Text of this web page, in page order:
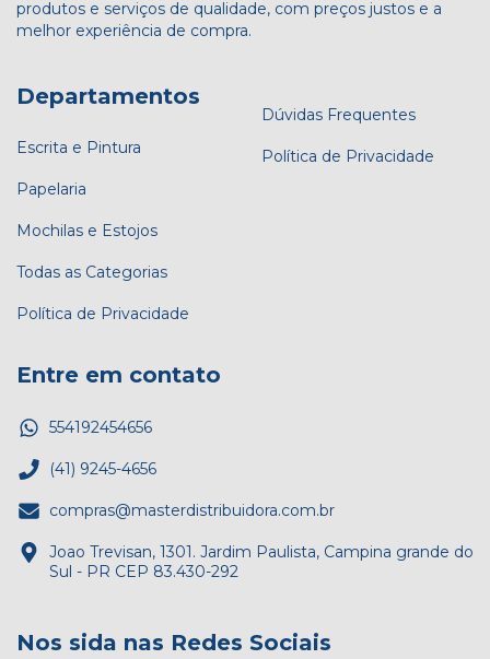
produtos e serviços de qualidade, com preços justos e a
melhor experiência de compra.
Departamentos
Escrita e Pintura
Papelaria
Mochilas e Estojos
Todas as Categorias
Política de Privacidade
Dúvidas Frequentes
Política de Privacidade
Entre em contato
554192454656
(41) 9245-4656
compras@masterdistribuidora.com.br
Joao Trevisan, 1301. Jardim Paulista, Campina grande do
Sul - PR CEP 83.430-292
Nos sida nas Redes Sociais